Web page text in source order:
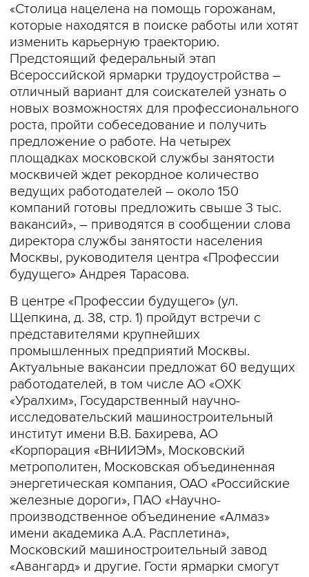
«Столица нацелена на помощь горожанам,
которые находятся в поиске работы или хотят
изменить карьерную траекторию.
Предстоящий федеральный этап
Всероссийской ярмарки трудоустройства –
отличный вариант для соискателей узнать о
новых возможностях для профессионального
роста, пройти собеседование и получить
предложение о работе. На четырех
площадках московской службы занятости
москвичей ждет рекордное количество
ведущих работодателей – около 150
компаний готовы предложить свыше 3 тыс.
вакансий», – приводятся в сообщении слова
директора службы занятости населения
Москвы, руководителя центра «Профессии
будущего» Андрея Тарасова.
В центре «Профессии будущего» (ул.
Щепкина, д. 38, стр. 1) пройдут встречи с
представителями крупнейших
промышленных предприятий Москвы.
Актуальные вакансии предложат 60 ведущих
работодателей, в том числе АО «ОХК
«Уралхим», Государственный научно-
исследовательский машиностроительный
институт имени В.В. Бахирева, АО
«Корпорация «ВНИИЭМ», Московский
метрополитен, Московская объединенная
энергетическая компания, ОАО «Российские
железные дороги», ПАО «Научно-
производственное объединение «Алмаз»
имени академика А.А. Расплетина»,
Московский машиностроительный завод
«Авангард» и другие. Гости ярмарки смогут